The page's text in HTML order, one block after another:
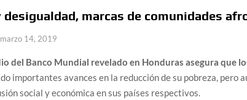
desigualdad, marcas de comunidades
marzo 14, 2019
del Banco Mundial revelado en Honduras asegura que
importantes avances en la reducción de su pobreza, pero
social y económica en sus países respectivos.